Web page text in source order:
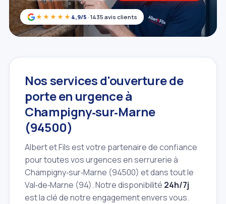
★★★★★ 4,9/5 · 1435 avis clients
Nos services d'ouverture de
porte en urgence à
Champigny‑sur‑Marne
(94500)
Albert et Fils est votre partenaire de confiance
pour toutes vos urgences en serrurerie à
Champigny‑sur‑Marne (94500) et dans tout le
Val‑de‑Marne (94). Notre disponibilité 24h/7j
est la clé de notre engagement envers vous.